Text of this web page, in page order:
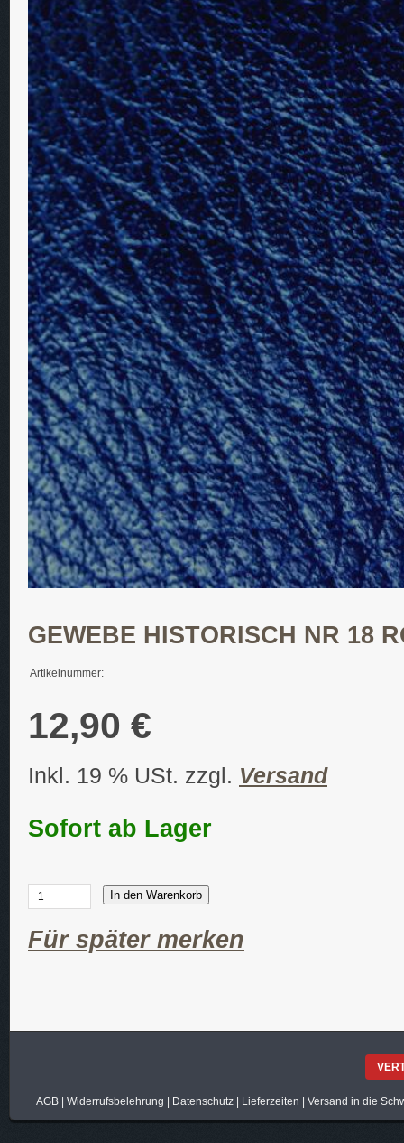
GEWEBE HISTORISCH NR 18
Artikelnummer:
12,90 €
Inkl. 19 % USt. zzgl. Versand
Sofort ab Lager
In den Warenkorb
Für später merken
AGB| Widerrufsbelehrung | Datenschutz| Lieferzeiten | Versand in die